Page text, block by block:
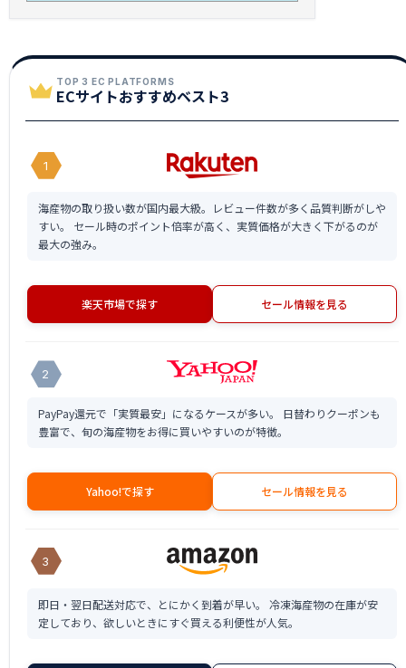
TOP 3 EC PLATFORMS
ECサイトおすすめベスト3
1
海産物の取り扱い数が国内最大級。レビュー件数が多く品質判断がしや
すい。 セール時のポイント倍率が高く、実質価格が大きく下がるのが
最大の強み。
楽天市場で探す セール情報を見る
2
PayPay還元で「実質最安」になるケースが多い。 日替わりクーポンも
豊富で、旬の海産物をお得に買いやすいのが特徴。
Yahoo!で探す セール情報を見る
3
即日・翌日配送対応で、とにかく到着が早い。 冷凍海産物の在庫が安
定しており、欲しいときにすぐ買える利便性が人気。